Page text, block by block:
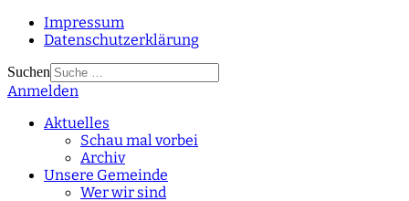
Impressum
Datenschutzerklärung
Suchen
Type 2 or more
Anmelden
Aktuelles
Schau mal vorbei
Archiv
Unsere Gemeinde
Wer wir sind